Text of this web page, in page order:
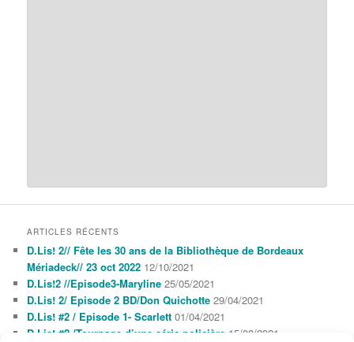
ARTICLES RÉCENTS
D.Lis! 2// Fête les 30 ans de la Bibliothèque de Bordeaux
Mériadeck// 23 oct 2022 12/10/2021
D.Lis!2 //Episode3-Maryline 25/05/2021
D.Lis! 2/ Episode 2 BD/Don Quichotte 29/04/2021
D.Lis! #2 / Episode 1- Scarlett 01/04/2021
D.Lis! #2 /Tournage d’une série policière 15/03/2021